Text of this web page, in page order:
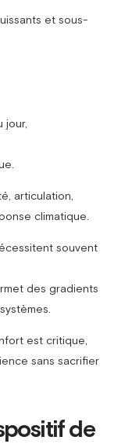
et sous-
jour,
articulation,
climatique.
souvent
des gradients
est critique,
sans sacrifier
de